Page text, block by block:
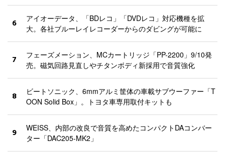
6
アイオーデータ、「BDレコ」「DVDレコ」対応機種を拡
大。各社ブルーレイレコーダーからのダビングが可能に
7
フェーズメーション、MCカートリッジ「PP-2200」9/10発
売。磁気回路見直しやチタンボディ新採用で音質強化
8
ビートソニック、6mmアルミ筐体の車載サブウーファー「T
OON Solid Box」。トヨタ車専用取付キットも
9
WEISS、内部の改良で音質を高めたコンパクトDAコンバー
ター「DAC205-MK2」